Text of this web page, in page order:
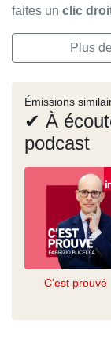
faites un clic
Plus
Émissions
✔ À
podcast
C'est prouvé